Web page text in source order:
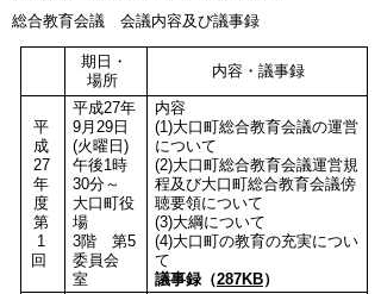
総合教育会議 会議内容及び議事録
期日・
場所
内容・議事録
平
成
27
年
度
第
1
回
平成27年
9月29日
(火曜日)
午後1時
30分～
大口町役
場
3階 第5
委員会
室
内容
(1)大口町総合教育会議の運営
について
(2)大口町総合教育会議運営規
程及び大口町総合教育会議傍
聴要領について
(3)大綱について
(4)大口町の教育の充実につい
て
議事録（287KB）